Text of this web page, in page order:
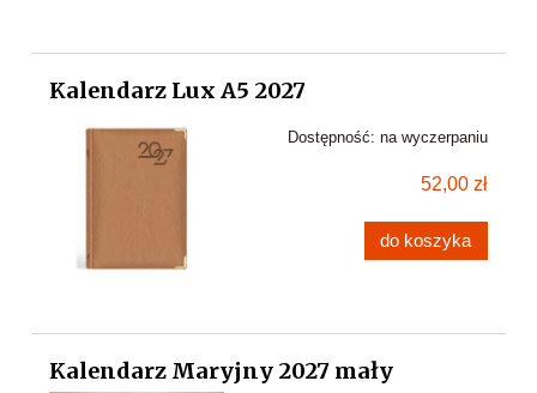
Kalendarz Lux A5 2027
Dostępność: na wyczerpaniu
52,00 zł
do koszyka
Kalendarz Maryjny 2027 mały